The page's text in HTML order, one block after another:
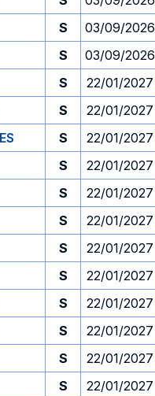
S 03/09/2026
S 03/09/2026
S 22/01/2027
S 22/01/2027
S 22/01/2027
S 22/01/2027
S 22/01/2027
S 22/01/2027
S 22/01/2027
S 22/01/2027
S 22/01/2027
S 22/01/2027
S 22/01/2027
S 22/01/2027